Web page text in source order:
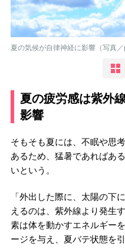
夏の気候が自律神経に影響（写真／
夏の疲労感は紫外
影響
そもそも夏には、不眠や思
あるため、猛暑であればあ
いという。
「外出した際に、太陽の下
えるのは、紫外線より発生
素は体を動かすエネルギー
ージを与え、夏バテ状態を